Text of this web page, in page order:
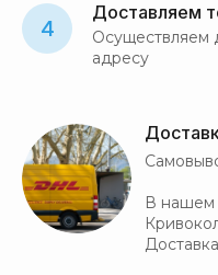
4
Доставляем
Осуществляем
адресу
В нашем